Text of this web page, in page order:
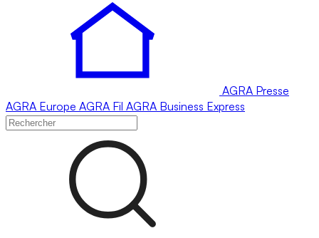
AGRA Presse
AGRA Europe AGRA Fil AGRA Business Express